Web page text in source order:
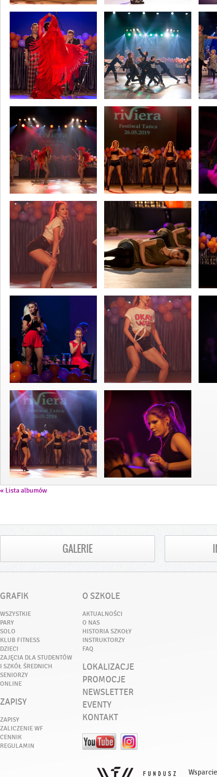
« Lista albumów
GALERIE
GRAFIK
WSZYSTKIE
PARY
SOLO
KLUB FITNESS
DZIECI
ZAJĘCIA DLA STUDENTÓW
I SZKÓŁ ŚREDNICH
SENIORZY
ONLINE
ZAPISY
ZAPISY
ZALICZENIE WF
CENNIK
REGULAMIN
O SZKOLE
AKTUALNOŚCI
O NAS
HISTORIA SZKOŁY
INSTRUKTORZY
FAQ
LOKALIZACJE
PROMOCJE
NEWSLETTER
EVENTY
KONTAKT